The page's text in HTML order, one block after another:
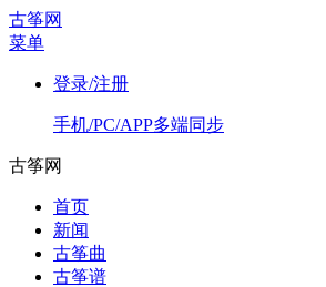
古筝网
菜单
登录/注册
手机/PC/APP多端同步
古筝网
首页
新闻
古筝曲
古筝谱